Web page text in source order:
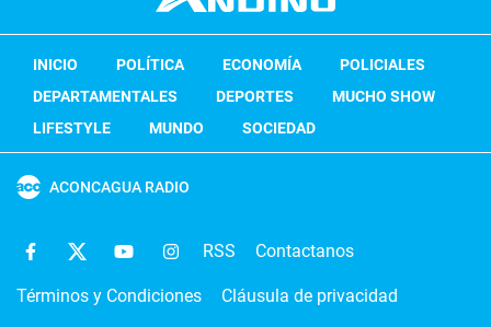
INICIO POLÍTICA ECONOMÍA
POLICIALES
DEPARTAMENTALES
DEPORTES
MUCHO SHOW
LIFESTYLE
MUNDO SOCIEDAD
ACONCAGUA RADIO
RSS Contactanos
Términos y Condiciones Cláusula de privacidad